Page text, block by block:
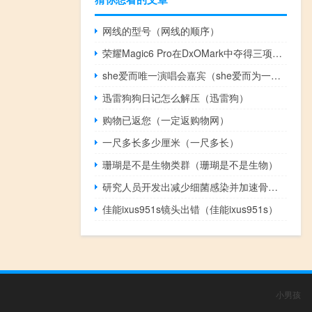
网线的型号（网线的顺序）
荣耀Magic6 Pro在DxOMark中夺得三项冠军
she爱而唯一演唱会嘉宾（she爱而为一演唱会）
迅雷狗狗日记怎么解压（迅雷狗）
购物已返您（一定返购物网）
一尺多长多少厘米（一尺多长）
珊瑚是不是生物类群（珊瑚是不是生物）
研究人员开发出减少细菌感染并加速骨骼愈合的材料
佳能ixus951s镜头出错（佳能ixus951s）
小男孩